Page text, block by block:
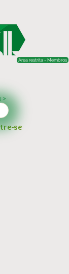
Área restrita - Membros
>
se